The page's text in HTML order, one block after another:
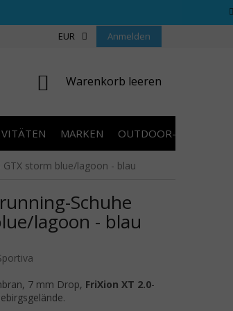
ÜBER UNS COOKIES
EUR Anmelden
WARENKORB
Warenkorb leeren
MARKEN OUTDOOR-
GTX storm blue/lagoon - blau
Schuhe
lagoon - blau
5 Sternen.
7 mm Drop, FriXion XT 2.0-